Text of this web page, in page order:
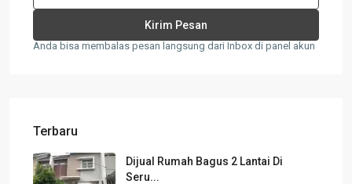
Anda bisa membalas pesan langsung dari Inbox di panel akun
Terbaru
Dijual Rumah Bagus 2 Lantai Di
Seru...